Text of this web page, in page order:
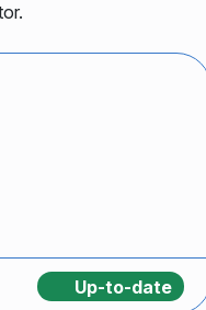
Up-to-date